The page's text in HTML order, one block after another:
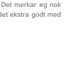
merkar eg nok
ekstra godt med